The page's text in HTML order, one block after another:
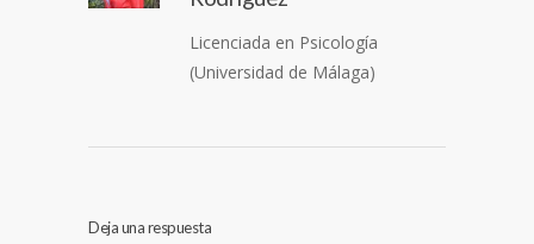
Licenciada en Psicología
(Universidad de Málaga)
Deja una respuesta